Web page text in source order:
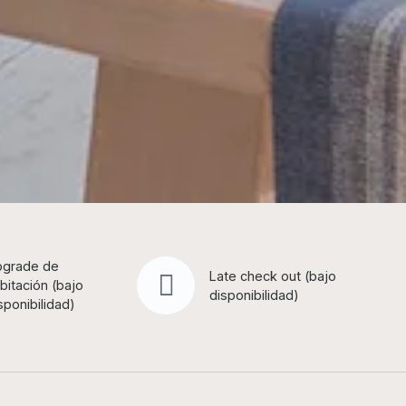
de
(bajo
Late check out (bajo
disponibilidad)